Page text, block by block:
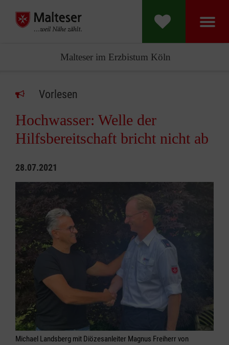
Malteser im Erzbistum Köln
Vorlesen
Hochwasser: Welle der
Hilfsbereitschaft bricht nicht ab
28.07.2021
Michael Landsberg mit Diözesanleiter Magnus Freiherr von